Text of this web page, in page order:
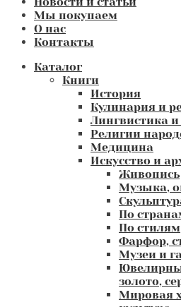
Мы покупаем
О нас
Контакты
Каталог
Книги
История
Кулинария и
Лингвистика и
Религии
Медицина
Искусство и
Живопись
Музыка,
По
По стилям
Фарфор,
Музеи и
золото,
Мировая